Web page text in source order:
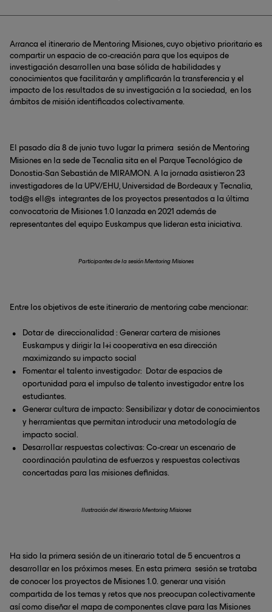
Arranca el itinerario de Mentoring Misiones, cuyo objetivo prioritario es
compartir un espacio de co-creación para que los equipos de
investigación desarrollen una base sólida de habilidades y
conocimientos que facilitarán y amplificarán la transferencia y el
impacto de los resultados de su investigación a la sociedad, en los
ámbitos de misión identificados colectivamente.
El pasado día 8 de junio tuvo lugar la primera sesión de Mentoring
Misiones en la sede de Tecnalia sita en el Parque Tecnológico de
Donostia-San Sebastián de MIRAMON. A la jornada asistieron 23
investigadores de la UPV/EHU, Universidad de Bordeaux y Tecnalia,
tod@s ell@s integrantes de los proyectos presentados a la última
convocatoria de Misiones 1.0 lanzada en 2021 además de
representantes del equipo Euskampus que lideran esta iniciativa.
Participantes de la sesión Mentoring Misiones
Entre los objetivos de este itinerario de mentoring cabe mencionar:
Dotar de direccionalidad : Generar cartera de misiones
Euskampus y dirigir la I+i cooperativa en esa dirección
maximizando su impacto social
Fomentar el talento investigador: Dotar de espacios de
oportunidad para el impulso de talento investigador entre los
estudiantes.
Generar cultura de impacto: Sensibilizar y dotar de conocimientos
y herramientas que permitan introducir una metodología de
impacto social.
Desarrollar respuestas colectivas: Co-crear un escenario de
coordinación paulatina de esfuerzos y respuestas colectivas
concertadas para las misiones definidas.
Ilustración del itinerario Mentoring Misiones
Ha sido la primera sesión de un itinerario total de 5 encuentros a
desarrollar en los próximos meses. En esta primera sesión se trataba
de conocer los proyectos de Misiones 1.0. generar una visión
compartida de los temas y retos que nos preocupan colectivamente
así como diseñar el mapa de componentes clave para las Misiones